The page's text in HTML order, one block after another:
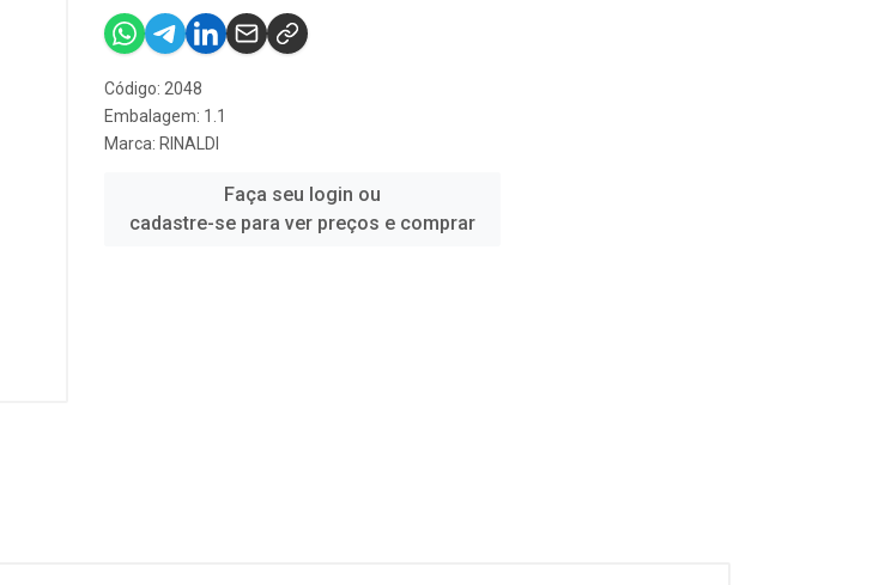
Código: 2048
Embalagem: 1.1
Marca: RINALDI
Faça seu login ou
cadastre-se para ver preços e comprar